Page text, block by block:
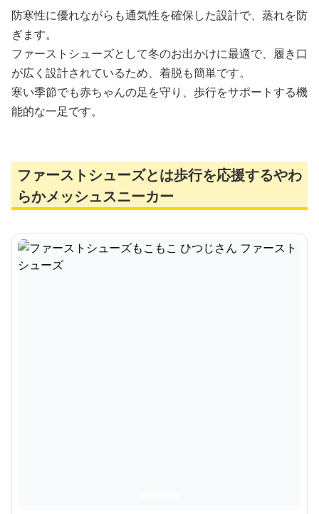
防寒性に優れながらも通気性を確保した設計で、蒸れを防
ぎます。
ファーストシューズとして冬のお出かけに最適で、履き口
が広く設計されているため、着脱も簡単です。
寒い季節でも赤ちゃんの足を守り、歩行をサポートする機
能的な一足です。
ファーストシューズとは歩行を応援するやわ
らかメッシュスニーカー